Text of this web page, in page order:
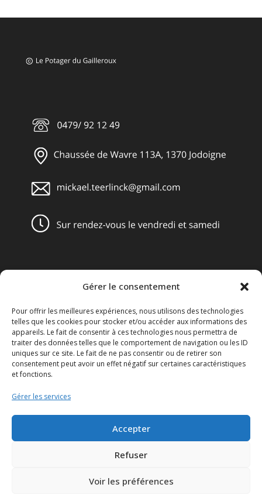
Gérer le consentement
Pour offrir les meilleures expériences, nous utilisons des technologies
telles que les cookies pour stocker et/ou accéder aux informations des
appareils. Le fait de consentir à ces technologies nous permettra de
traiter des données telles que le comportement de navigation ou les ID
uniques sur ce site. Le fait de ne pas consentir ou de retirer son
consentement peut avoir un effet négatif sur certaines caractéristiques
et fonctions.
Gérer les services
Accepter
Refuser
Voir les préférences
Obligations légales
Conditions générales de vente
Mentions légales
Le Disclaimer
Le Réglement général sur la protection des données ou le